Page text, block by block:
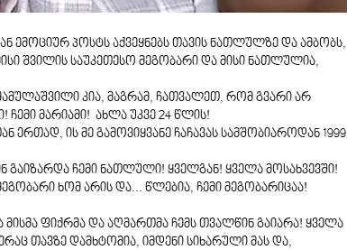
ემოციურ პოსტს აქვეყნებს თავის ნათლულზე და ამბობს,
შვილის საუკეთესო მეგობარი და მისი ნათლულია,
კია, მაგრამ, ჩათვალეთ, რომ გვარი არ
მარიამი! ახლა უკვე 24 წლის!
ერთად, ის მე გამოვიყვანე ჩაჩავას სამშობიაროდან 1999
გაიზარდა ჩემი ნათლული! ყველგან! ყველა მოსახვევში!
ხომ არის და... წლებია, ჩემი მეგობარიცაა!
მისმა ფიქრმა და აღმართმა ჩემს თვალწინ გაიარა! ყველა
თავზე დამხტომია, იმდენი სიხარული მას და,